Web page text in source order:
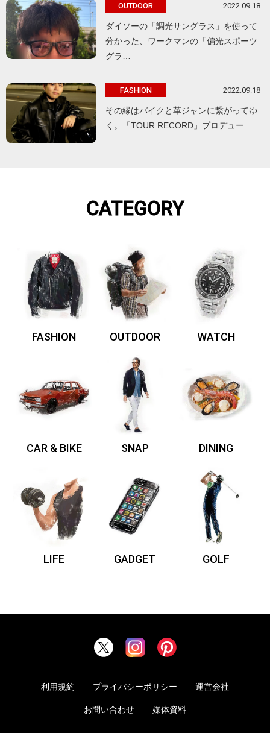
OUTDOOR 2022.09.18
ダイソーの「調光サングラス」を使って
分かった、ワークマンの「偏光スポーツ
グラ…
FASHION 2022.09.18
その縁はバイクと革ジャンに繋がってゆ
く。「TOUR RECORD」プロデュー…
CATEGORY
FASHION OUTDOOR WATCH
CAR & BIKE SNAP DINING
LIFE GADGET GOLF
利用規約 プライバシーポリシー 運営会社
お問い合わせ 媒体資料